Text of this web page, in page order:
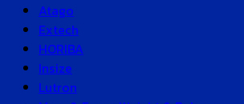
Atago
Extech
HORIBA
Insize
Lutron